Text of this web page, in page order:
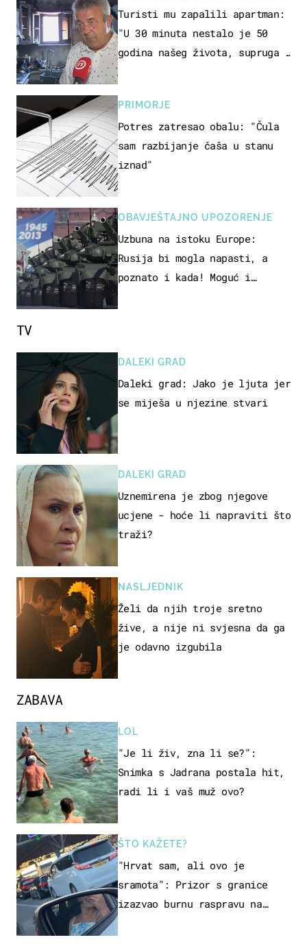
Turisti mu zapalili apartman:
"U 30 minuta nestalo je 50
godina našeg života, supruga i
PRIMORJE
Potres zatresao obalu: "Čula
sam razbijanje čaša u stanu
iznad"
OBAVJEŠTAJNO UPOZORENJE
Uzbuna na istoku Europe:
Rusija bi mogla napasti, a
poznato i kada! Moguć i
ZABAVA
LOL
"Je li živ, zna li se?":
Snimka s Jadrana postala hit,
radi li i vaš muž ovo?
ŠTO KAŽETE?
"Hrvat sam, ali ovo je
sramota": Prizor s granice
izazvao burnu raspravu na
TV
DALEKI GRAD
Daleki grad: Jako je ljuta jer
se miješa u njezine stvari
DALEKI GRAD
Uznemirena je zbog njegove
ucjene - hoće li napraviti što
traži?
NASLJEDNIK
Želi da njih troje sretno
žive, a nije ni svjesna da ga
je odavno izgubila